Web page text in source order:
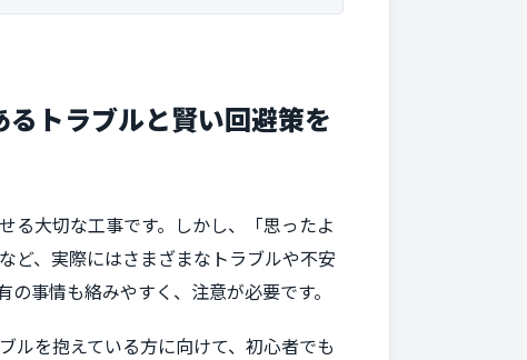
トラブルと賢い回避策を
る大切な工事です。しかし、「思ったよ
ど、実際にはさまざまなトラブルや不安
事情も絡みやすく、注意が必要です。
ルを抱えている方に向けて、初心者でも